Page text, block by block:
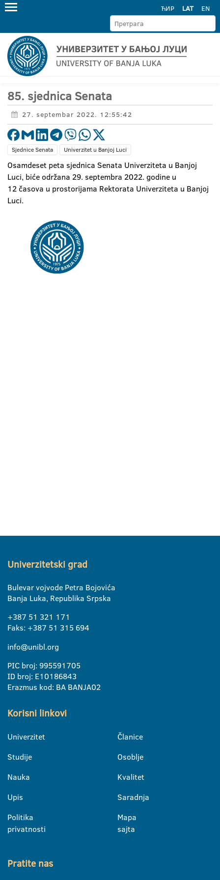
ЋИР LAT EN
85. sjednica Senata
27. septembar 2022. 12:55:42
Sjednice Senata Univerzitet u Banjoj Luci
Osamdeset peta sjednica Senata Univerziteta u Banjoj
Luci, biće održana 29. septembra 2022. godine u
12 časova u prostorijama Rektorata Univerziteta u Banjoj
Luci.
Univerzitetski grad
Bulevar vojvode Petra Bojovića
Banja Luka, Republika Srpska
+387 51 321 171
Faks: +387 51 315 694
info@unibl.org
PIC broj: 995591705
ID broj: E10186843
Erazmus kod: BA BANJA02
Korisni linkovi
Univerzitet
Studije
Nauka
Upis
Politika
privatnosti
Članice
Osoblje
Kvalitet
Saradnja
Mapa
sajta
Pratite nas